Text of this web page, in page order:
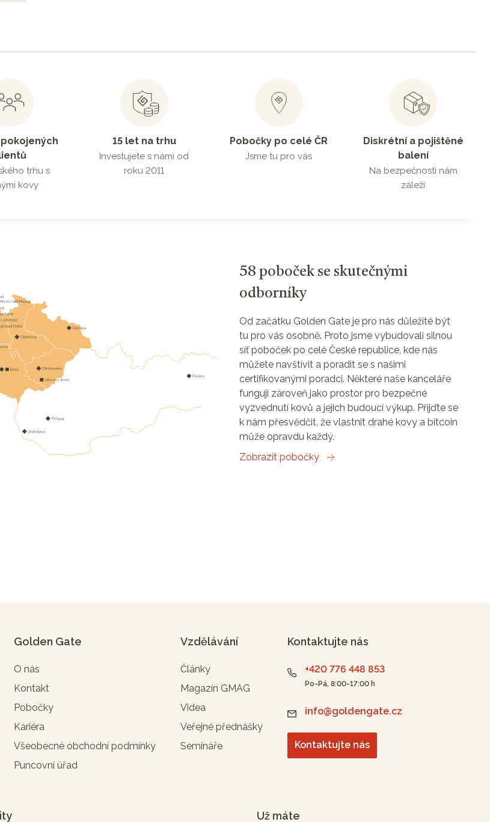
trhu s
kovy
15 let na trhu
Investujete s námi od
roku 2011
Pobočky po celé ČR
Jsme tu pro vás
Diskrétní a pojištěné
balení
Na bezpečnosti nám
záleží
58 poboček se skutečnými
odborníky
Od začátku Golden Gate je pro nás důležité být
tu pro vás osobně. Proto jsme vybudovali silnou
síť poboček po celé České republice, kde nás
můžete navštívit a poradit se s našimi
certifikovanými poradci. Některé naše kanceláře
fungují zároveň jako prostor pro bezpečné
vyzvednutí kovů a jejich budoucí výkup. Přijďte se
k nám přesvědčit, že vlastnit drahé kovy a bitcoin
může opravdu každý.
Zobrazit pobočky
Golden Gate
O nás
Kontakt
Pobočky
Kariéra
Všeobecné obchodní podmínky
Puncovní úřad
Vzdělávání
Články
Magazín GMAG
Videa
Veřejné přednášky
Semináře
Kontaktujte nás
+420 776 448 853
Po-Pá, 8:00-17:00 h
info@goldengate.cz
Kontaktujte nás
Už máte